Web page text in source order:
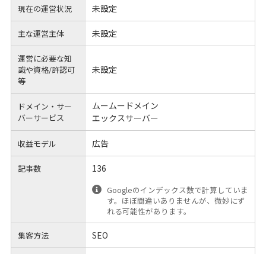
現在の運営状況 未設定
主な運営主体 未設定
運営に必要な知
識や資格/許認可
等
未設定
ドメイン・サー
バーサービス
ムームードメイン
エックスサーバー
収益モデル 広告
記事数 136
Googleのインデックス数で計算していま
す。ほぼ間違いありませんが、微妙にず
れる可能性があります。
集客方法 SEO